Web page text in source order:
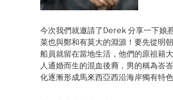
今次我們就邀請了Derek 分享一下娘
菜也與鄭和有莫大的淵源！要先從明
船員就留在當地生活，他們的原祖籍
人通婚而生的混血後裔，男的稱為峇
化逐漸形成馬來西亞西沿海岸獨有特色